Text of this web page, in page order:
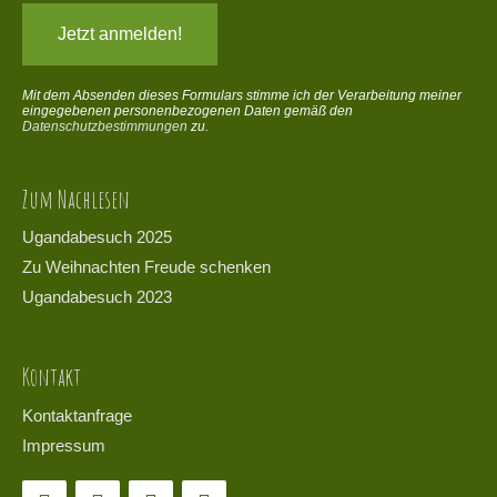
Mit dem Absenden dieses Formulars stimme ich der Verarbeitung meiner
eingegebenen personenbezogenen Daten gemäß den
Datenschutzbestimmungen zu.
Zum Nachlesen
Ugandabesuch 2025
Zu Weihnachten Freude schenken
Ugandabesuch 2023
Kontakt
Kontaktanfrage
Impressum